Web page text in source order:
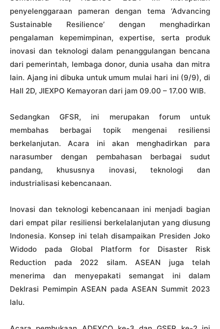
penyelenggaraan pameran dengan tema ‘Advancing
Sustainable Resilience’ dengan menghadirkan
pengalaman kepemimpinan, expertise, serta produk
inovasi dan teknologi dalam penanggulangan bencana
dari pemerintah, lembaga donor, dunia usaha dan mitra
lain. Ajang ini dibuka untuk umum mulai hari ini (9/9), di
Hall 2D, JIEXPO Kemayoran dari jam 09.00 – 17.00 WIB.
Sedangkan GFSR, ini merupakan forum untuk
membahas berbagai topik mengenai resiliensi
berkelanjutan. Acara ini akan menghadirkan para
narasumber dengan pembahasan berbagai sudut
pandang, khususnya inovasi, teknologi dan
industrialisasi kebencanaan.
Inovasi dan teknologi kebencanaan ini menjadi bagian
dari empat pilar resiliensi berkelalanjutan yang diusung
Indonesia. Konsep ini telah disampaikan Presiden Joko
Widodo pada Global Platform for Disaster Risk
Reduction pada 2022 silam. ASEAN juga telah
menerima dan menyepakati semangat ini dalam
Deklrasi Pemimpin ASEAN pada ASEAN Summit 2023
lalu.